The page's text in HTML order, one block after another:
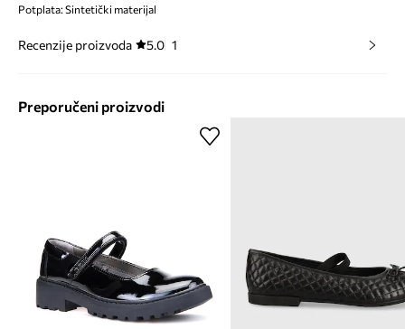
Potplata: Sintetički materijal
Recenzije proizvoda 5.0 1
Preporučeni proizvodi